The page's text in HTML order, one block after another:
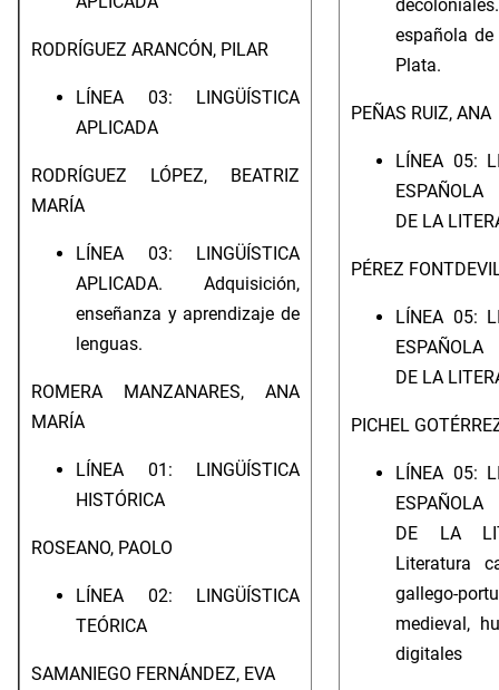
RODRÍGUEZ ARANCÓN, PILAR
LÍNEA 03: LINGÜÍSTICA
APLICADA
RODRÍGUEZ LÓPEZ, BEATRIZ
MARÍA
LÍNEA 03: LINGÜÍSTICA
APLICADA. Adquisición,
enseñanza y aprendizaje de
lenguas.
ROMERA MANZANARES, ANA
MARÍA
LÍNEA 01: LINGÜÍSTICA
HISTÓRICA
ROSEANO, PAOLO
LÍNEA 02: LINGÜÍSTICA
TEÓRICA
SAMANIEGO FERNÁNDEZ, EVA
española
Plata.
PEÑAS RUIZ, ANA
LÍNEA 05:
DE LA
PÉREZ
LÍNEA 05:
DE LA
PICHEL
LÍNEA 05:
DE LA
Literatura
gallego-
medieval,
digitales